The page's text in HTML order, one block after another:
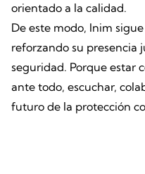
orientado a la calidad.
De este modo, Inim
reforzando su presencia
seguridad. Porque estar
ante todo, escuchar,
futuro de la protección